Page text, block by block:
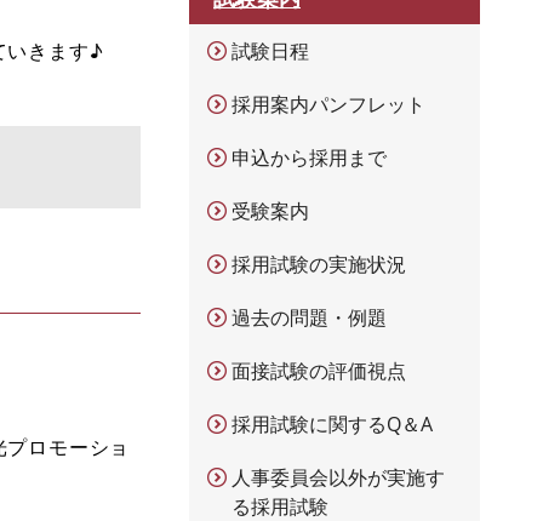
いきます♪
ロモーショ
試験日程
採用案内パンフレット
申込から採用まで
受験案内
採用試験の実施状況
過去の問題・例題
面接試験の評価視点
採用試験に関するQ＆A
人事委員会以外が実施す
る採用試験